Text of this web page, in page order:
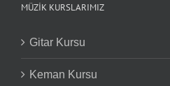
MÜZIK KURSLARIMIZ
Gitar Kursu
Keman Kursu